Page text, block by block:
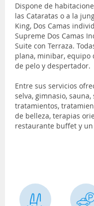
Dispone de
las Cataratas o a la
King, Dos Camas
Supreme Dos Camas
Suite con Terraza.
plana, minibar, equipo
de pelo y despertador.
Entre sus servicios
selva, gimnasio,
tratamientos,
de belleza, terapias
restaurante buffet y